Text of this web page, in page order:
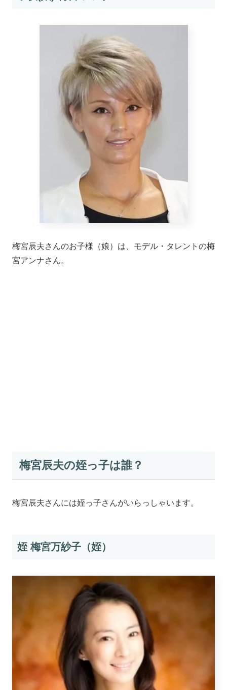
梅宮辰夫さんのお子様（娘）は、モデル・タレントの梅
宮アンナさん。
梅宮辰夫の姪っ子は誰？
梅宮辰夫さんには姪っ子さんがいらっしゃいます。
姪 梅宮万紗子（姪）